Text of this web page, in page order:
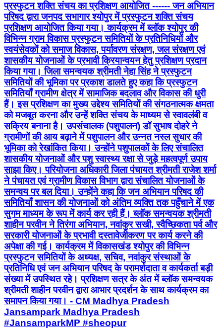
प्रस्फुटन शक्ति संचय का प्रशिक्षण आयोजित ------ जन अभियान
परिषद द्वारा जनपद सभागार श्योपुर में प्रस्फुटन शक्ति संचय
प्रशिक्षण आयोजित किया गया। कार्यक्रम में ब्लॉक श्योपुर की
विभिन्न ग्राम विकास प्रस्फुटन समितियों के प्रतिनिधियों और
स्वयंसेवकों को समाज विकास, पर्यावरण संरक्षण, जल संरक्षण एवं
शासकीय योजनाओं के प्रभावी क्रियान्वयन हेतु प्रशिक्षण प्रदान
किया गया। जिला समन्वयक श्रीमती नेहा सिंह ने प्रस्फुटन
समितियों की भूमिका पर प्रकाश डालते हुए कहा कि प्रस्फुटन
समितियाँ ग्रामीण क्षेत्र में सामाजिक बदलाव और विकास की धुरी
हैं। इस प्रशिक्षण का मुख्य उद्देश्य समितियों की संगठनात्मक क्षमता
को मजबूत करना और उन्हें शक्ति संचय के माध्यम से स्वावलंबी व
सक्रिय बनाना है। उपसंचालक (पशुपालन) डॉ सुभाष दोहरे ने
ग्रामीणों की आय बढ़ाने में पशुपालन और उन्नत नस्ल सुधार की
भूमिका को रेखांकित किया। उन्होंने पशुपालकों के लिए संचालित
शासकीय योजनाओं और पशु स्वास्थ्य रक्षा से जुड़े महत्वपूर्ण उपाय
साझा किए। परियोजना अधिकारी जिला पंचायत श्रीमती राजेश शर्मा
ने पंचायत एवं ग्रामीण विकास विभाग द्वारा संचालित योजनाओं के
समन्वय पर बल दिया। उन्होंने कहा कि जन अभियान परिषद की
समितियाँ शासन की योजनाओं को अंतिम व्यक्ति तक पहुँचाने में एक
सुगम माध्यम के रूप में कार्य कर रही हैं। ब्लॉक समन्वयक श्रीमती
शाहीन परवीन ने तिरंगा अभियान, नवांकुर सखी, स्वैच्छिकता पर्व और
सरकारी योजनाओं के प्रभावी दस्तावेजीकरण पर कार्य करने की
अपेक्षा की गई। कार्यक्रम में विकासखंड श्योपुर की विभिन्न
प्रस्फुटन समितियों के अध्यक्ष, सचिव, नवांकुर संस्थाओं के
प्रतिनिधि एवं जन अभियान परिषद के परामर्शदाता व कार्यकर्ता बड़ी
संख्या में उपस्थित रहे। प्रशिक्षण सत्र के अंत में ब्लॉक समन्वयक
श्रीमती शाहीन परवीन द्वारा आभार प्रदर्शन के साथ कार्यक्रम का
समापन किया गया। - CM Madhya Pradesh
Jansampark Madhya Pradesh
#JansamparkMP #sheopur